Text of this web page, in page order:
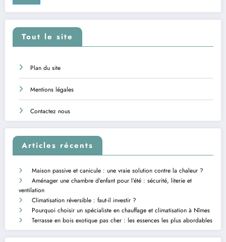
Tout le site
Plan du site
Mentions légales
Contactez nous
Articles récents
Maison passive et canicule : une vraie solution contre la chaleur ?
Aménager une chambre d’enfant pour l’été : sécurité, literie et
ventilation
Climatisation réversible : faut-il investir ?
Pourquoi choisir un spécialiste en chauffage et climatisation à Nîmes
Terrasse en bois exotique pas cher : les essences les plus abordables